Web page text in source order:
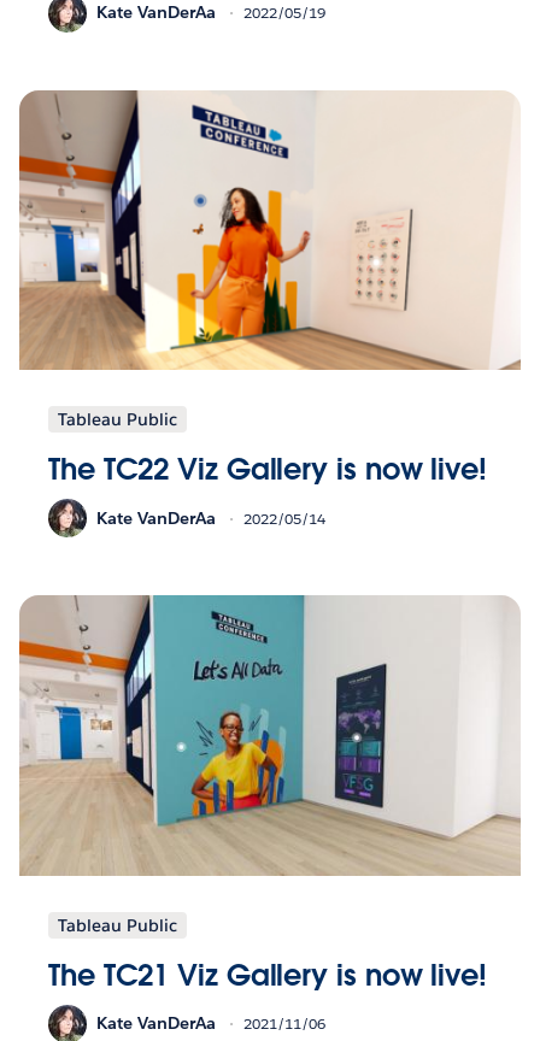
Kate VanDerAa 2022/05/19
Tableau Public
The TC22 Viz Gallery is now live!
Kate VanDerAa 2022/05/14
Tableau Public
The TC21 Viz Gallery is now live!
Kate VanDerAa 2021/11/06